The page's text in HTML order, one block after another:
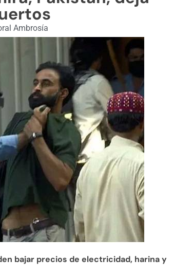
Ambrosía
bajar precios de electricidad, harina y